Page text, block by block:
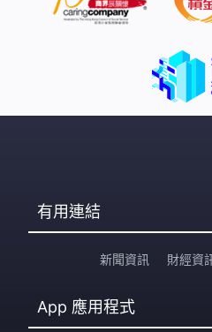
有用連結
新聞資訊 財經資
App 應用程式